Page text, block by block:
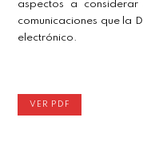
aspectos a considerar
comunicaciones que la
electrónico.
VER PDF